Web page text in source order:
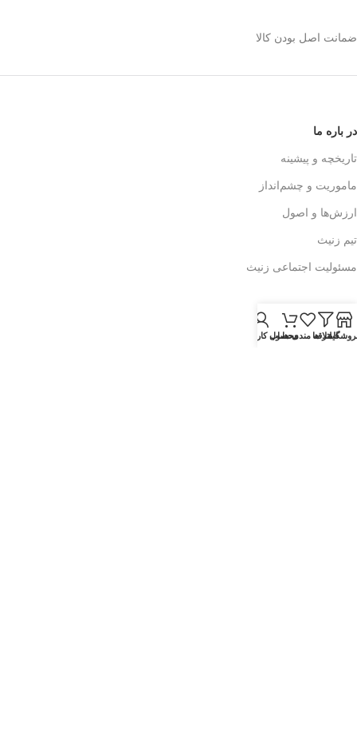
ضمانت اصل بودن کالا
در باره ما
تاریخچه و پیشینه
ماموریت و چشم‌انداز
ارزش‌ها و اصول
تیم زنیث
مسئولیت اجتماعی زنیث
تماس با ما
اطلاعات تماس
فیلتر ها
علاقه مندی ها
محصول
حساب کاربری من